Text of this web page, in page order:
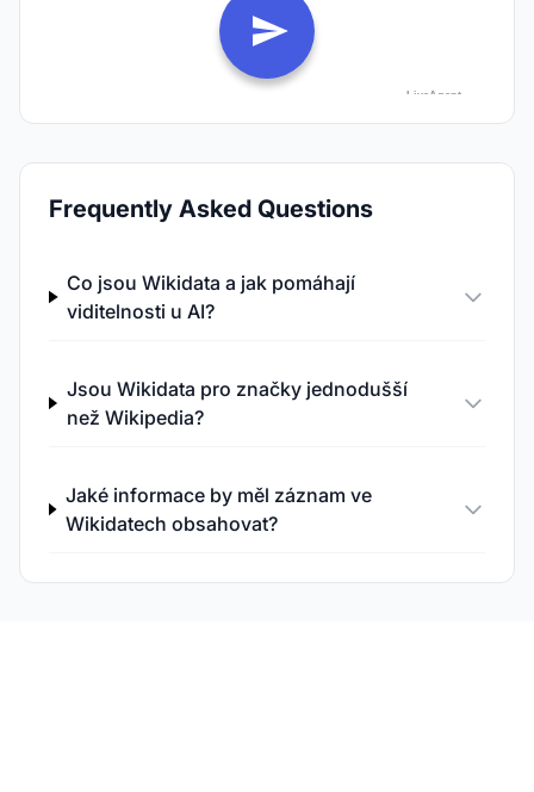
Frequently Asked Questions
Co jsou Wikidata a jak pomáhají
viditelnosti u AI?
Jsou Wikidata pro značky jednodušší
než Wikipedia?
Jaké informace by měl záznam ve
Wikidatech obsahovat?